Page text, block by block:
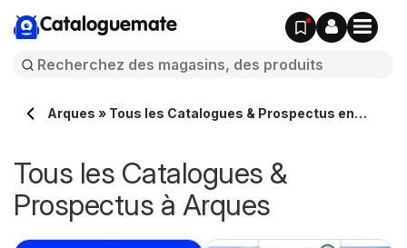
Cataloguemate
Arques » Tous les Catalogues & Prospectus en
Tous les Catalogues &
Prospectus à Arques